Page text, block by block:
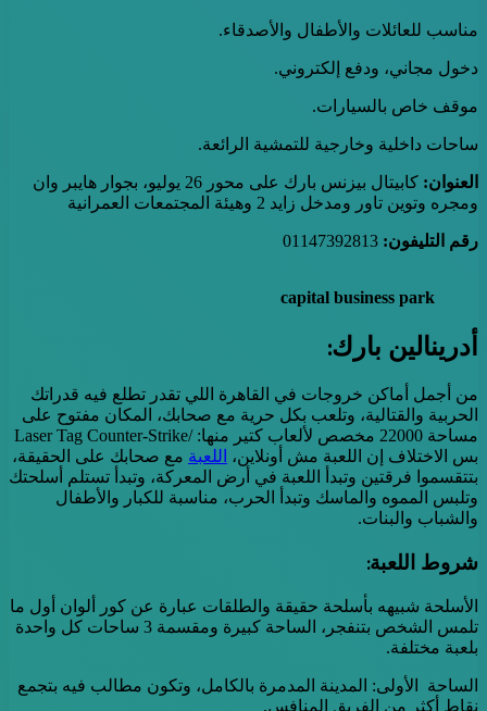
مناسب للعائلات والأطفال والأصدقاء.
دخول مجاني، ودفع إلكتروني.
موقف خاص بالسيارات.
ساحات داخلية وخارجية للتمشية الرائعة.
العنوان:
كابيتال بيزنس بارك على محور 26 يوليو، بجوار هايبر وان
ومجره وتوين تاور ومدخل زايد 2 وهيئة المجتمعات العمرانية
رقم التليفون:
capital business park
أدرينالين بارك:
من أجمل أماكن خروجات في القاهرة اللي تقدر تطلع فيه قدراتك
الحربية والقتالية، وتلعب بكل حرية مع صحابك، المكان مفتوح على
مساحة 22000 مخصص لألعاب كتير منها: /Laser Tag Counter-Strike
بس الاختلاف إن اللعبة مش أونلاين، اللعبة مع صحابك على الحقيقة،
بتتقسموا فرقتين وتبدأ اللعبة في أرض المعركة، وتبدأ تستلم أسلحتك
وتلبس المموه والماسك وتبدأ الحرب، مناسبة للكبار والأطفال
والشباب والبنات.
شروط اللعبة:
الأسلحة شبيهه بأسلحة حقيقة والطلقات عبارة عن كور ألوان أول ما
تلمس الشخص بتنفجر، الساحة كبيرة ومقسمة 3 ساحات كل واحدة
بلعبة مختلفة.
الساحة الأولى: المدينة المدمرة بالكامل، وتكون مطالب فيه بتجمع
نقاط أكثر من الفريق المنافس.